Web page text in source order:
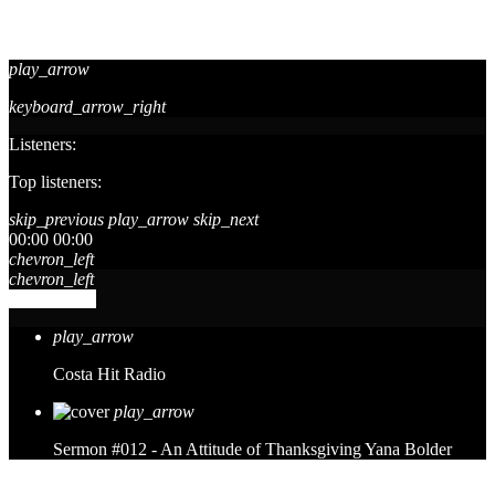
play_arrow
keyboard_arrow_right
Listeners:
Top listeners:
skip_previous play_arrow skip_next
00:00 00:00
chevron_left
chevron_left
play_arrow
Costa Hit Radio
play_arrow
Sermon #012 - An Attitude of ThanksgivingYana Bolder